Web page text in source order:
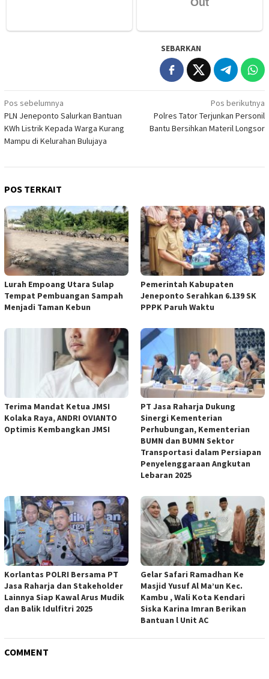
SEBARKAN
Navigasi
pos
Pos sebelumnya
PLN Jeneponto Salurkan Bantuan
KWh Listrik Kepada Warga Kurang
Mampu di Kelurahan Bulujaya
Pos berikutnya
Polres Tator Terjunkan Personil
Bantu Bersihkan Materil Longsor
POS TERKAIT
Lurah Empoang Utara Sulap
Tempat Pembuangan Sampah
Menjadi Taman Kebun
Pemerintah Kabupaten
Jeneponto Serahkan 6.139 SK
PPPK Paruh Waktu
Terima Mandat Ketua JMSI
Kolaka Raya, ANDRI OVIANTO
Optimis Kembangkan JMSI
PT Jasa Raharja Dukung
Sinergi Kementerian
Perhubungan, Kementerian
BUMN dan BUMN Sektor
Transportasi dalam Persiapan
Penyelenggaraan Angkutan
Lebaran 2025
Korlantas POLRI Bersama PT
Jasa Raharja dan Stakeholder
Lainnya Siap Kawal Arus Mudik
dan Balik Idulfitri 2025
Gelar Safari Ramadhan Ke
Masjid Yusuf Al Ma’un Kec.
Kambu , Wali Kota Kendari
Siska Karina Imran Berikan
Bantuan l Unit AC
COMMENT